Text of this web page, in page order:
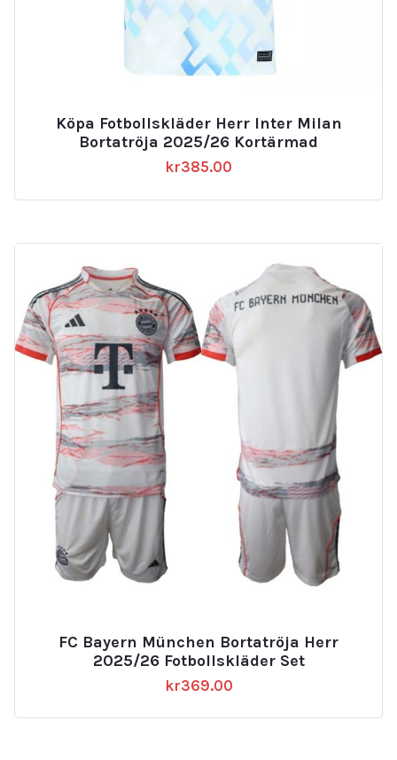
Köpa Fotbollskläder Herr Inter Milan
Bortatröja 2025/26 Kortärmad
kr385.00
FC Bayern München Bortatröja Herr
2025/26 Fotbollskläder Set
kr369.00